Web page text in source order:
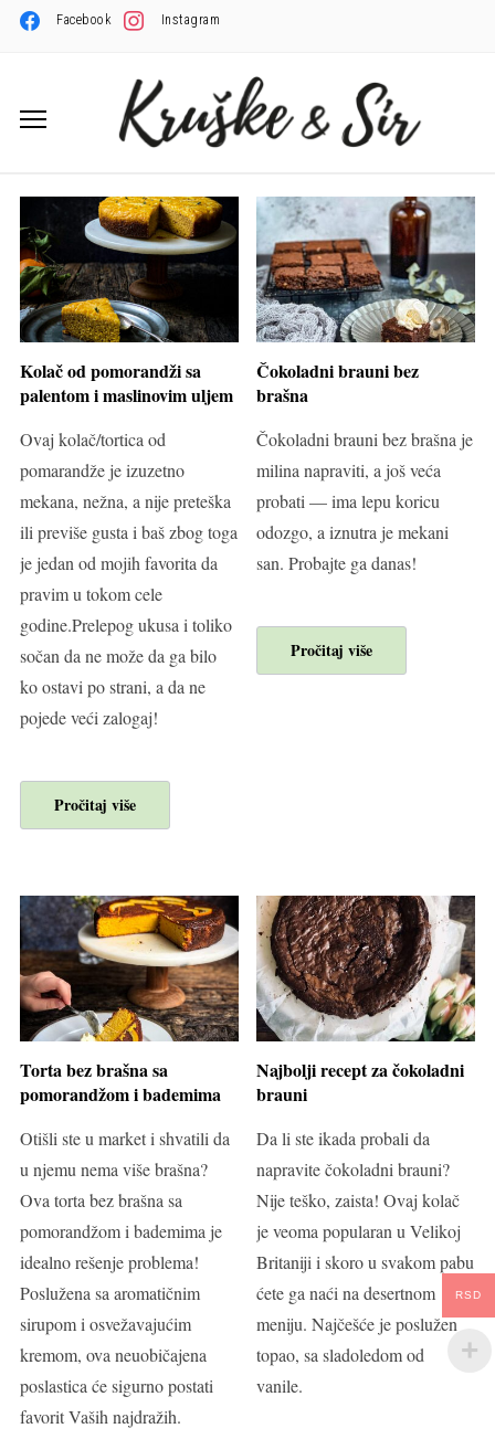
Facebook Instagram
Kolač od pomorandži sa
palentom i maslinovim uljem
Ovaj kolač/tortica od
pomarandže je izuzetno
mekana, nežna, a nije preteška
ili previše gusta i baš zbog toga
je jedan od mojih favorita da
pravim u tokom cele
godine.Prelepog ukusa i toliko
sočan da ne može da ga bilo
ko ostavi po strani, a da ne
pojede veći zalogaj!
Pročitaj više
Čokoladni brauni bez
brašna
Čokoladni brauni bez brašna je
milina napraviti, a još veća
probati — ima lepu koricu
odozgo, a iznutra je mekani
san. Probajte ga danas!
Pročitaj više
Torta bez brašna sa
pomorandžom i bademima
Otišli ste u market i shvatili da
u njemu nema više brašna?
Ova torta bez brašna sa
pomorandžom i bademima je
idealno rešenje problema!
Poslužena sa aromatičnim
sirupom i osvežavajućim
kremom, ova neuobičajena
poslastica će sigurno postati
favorit Vaših najdražih.
Najbolji recept za čokoladni
brauni
Da li ste ikada probali da
napravite čokoladni brauni?
Nije teško, zaista! Ovaj kolač
je veoma popularan u Velikoj
Britaniji i skoro u svakom pabu
ćete ga naći na desertnom
meniju. Najčešće je poslužen
topao, sa sladoledom od
vanile.
RSD